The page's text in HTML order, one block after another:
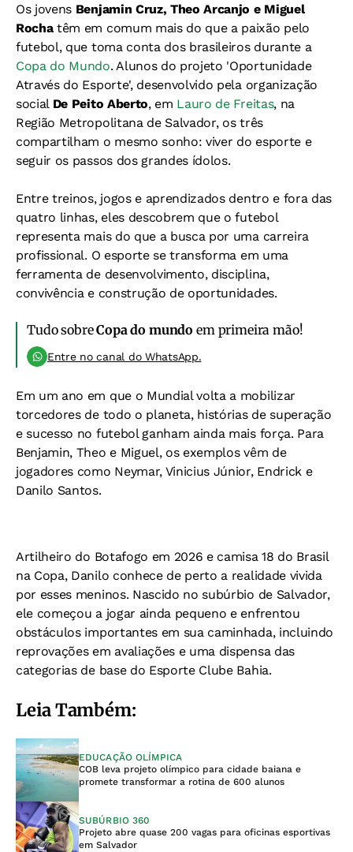
Os jovens Benjamin Cruz, Theo Arcanjo e Miguel
Rochatêm em comum mais do que a paixão pelo
futebol, que toma conta dos brasileiros durante a
Copa do Mundo. Alunos do projeto 'Oportunidade
Através do Esporte', desenvolvido pela organização
social De Peito Aberto, em Lauro de Freitas, na
Região Metropolitana de Salvador, os três
compartilham o mesmo sonho: viver do esporte e
seguir os passos dos grandes ídolos.
Entre treinos, jogos e aprendizados dentro e fora das
quatro linhas, eles descobrem que o futebol
representa mais do que a busca por uma carreira
profissional. O esporte se transforma em uma
ferramenta de desenvolvimento, disciplina,
convivência e construção de oportunidades.
Tudo sobreCopa do mundo em primeira mão!
Entre no canal do WhatsApp.
Em um ano em que o Mundial volta a mobilizar
torcedores de todo o planeta, histórias de superação
e sucesso no futebol ganham ainda mais força. Para
Benjamin, Theo e Miguel, os exemplos vêm de
jogadores como Neymar, Vinicius Júnior, Endrick e
Danilo Santos.
Artilheiro do Botafogo em 2026 e camisa 18 do Brasil
na Copa, Danilo conhece de perto a realidade vivida
por esses meninos. Nascido no subúrbio de Salvador,
ele começou a jogar ainda pequeno e enfrentou
obstáculos importantes em sua caminhada, incluindo
reprovações em avaliações e uma dispensa das
categorias de base do Esporte Clube Bahia.
Leia Também:
EDUCAÇÃO OLÍMPICA
COB leva projeto olímpico para cidade baiana e
promete transformar a rotina de 600 alunos
SUBÚRBIO 360
Projeto abre quase 200 vagas para oficinas esportivas
em Salvador